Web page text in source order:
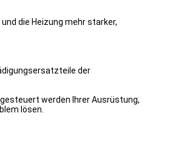
die Heizung mehr starker,
der
werden Ihrer Ausrüstung,
lösen.